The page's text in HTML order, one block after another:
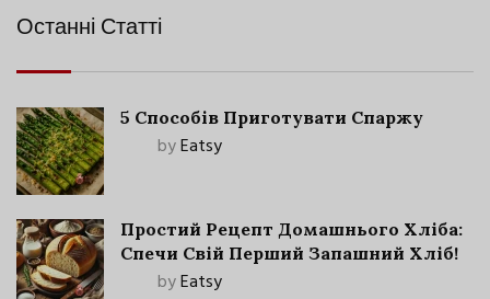
Останні Статті
5 Способів Приготувати Спаржу
byEatsy
Простий Рецепт Домашнього Хліба:
Спечи Свій Перший Запашний Хліб!
byEatsy